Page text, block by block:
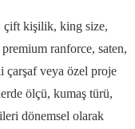
çift kişilik, king size,
ranforce, saten,
çarşaf veya özel proje
ölçü, kumaş türü,
dönemsel olarak